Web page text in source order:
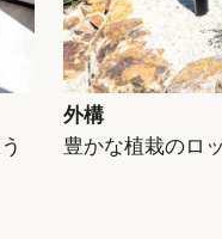
外構
豊かな植栽のロ